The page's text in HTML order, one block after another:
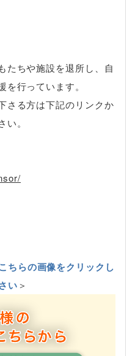
たちや施設を退所し、自
行っています。
さる方は下記のリンクか
。
ちらの画像をクリックし
い＞